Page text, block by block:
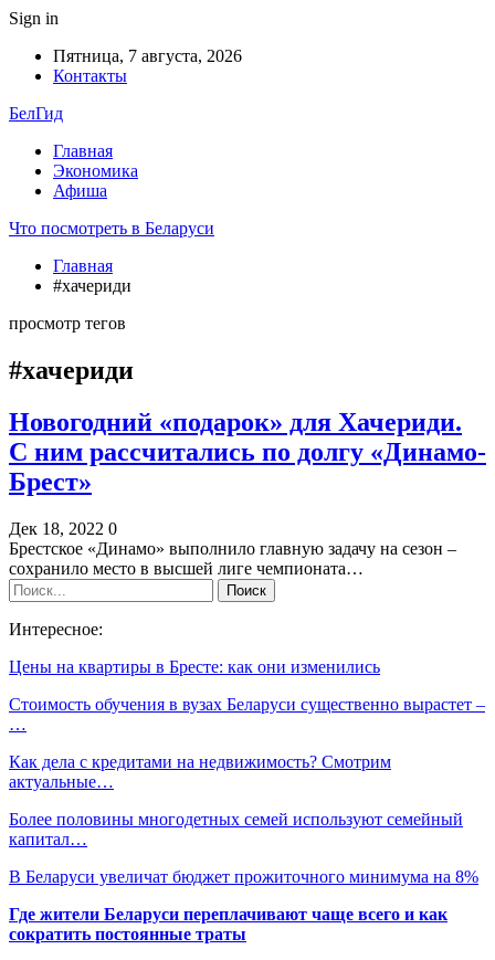
Sign in
Пятница, 7 августа, 2026
Контакты
БелГид
Главная
Экономика
Афиша
Что посмотреть в Беларуси
Главная
#хачериди
просмотр тегов
#хачериди
Новогодний «подарок» для Хачериди.
С ним рассчитались по долгу «Динамо-
Брест»
Дек 18, 2022 0
Брестское «Динамо» выполнило главную задачу на сезон –
сохранило место в высшей лиге чемпионата…
Интересное:
Цены на квартиры в Бресте: как они изменились
Стоимость обучения в вузах Беларуси существенно вырастет –
…
Как дела с кредитами на недвижимость? Смотрим
актуальные…
Более половины многодетных семей используют семейный
капитал…
В Беларуси увеличат бюджет прожиточного минимума на 8%
Где жители Беларуси переплачивают чаще всего и как
сократить постоянные траты